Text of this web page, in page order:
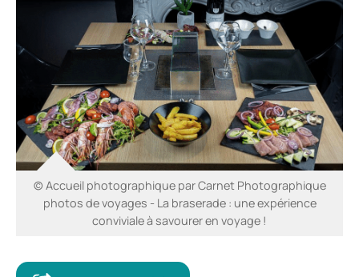
© Accueil photographique par Carnet Photographique
photos de voyages - La braserade : une expérience
conviviale à savourer en voyage !